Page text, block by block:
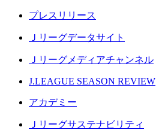
プレスリリース
Ｊリーグデータサイト
Ｊリーグメディアチャンネル
J.LEAGUE SEASON REVIEW
アカデミー
Ｊリーグサステナビリティ